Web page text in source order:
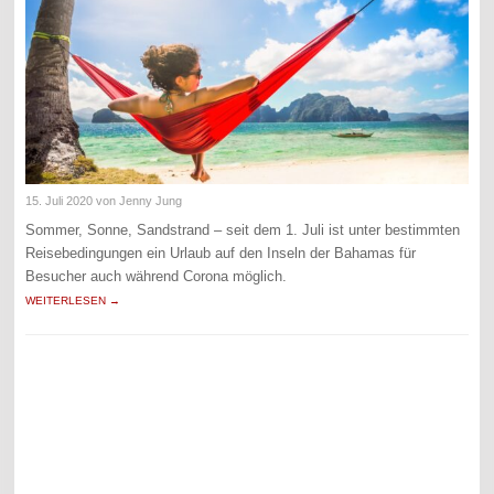
15. Juli 2020 von Jenny Jung
Sommer, Sonne, Sandstrand – seit dem 1. Juli ist unter bestimmten
Reisebedingungen ein Urlaub auf den Inseln der Bahamas für
Besucher auch während Corona möglich.
WEITERLESEN →